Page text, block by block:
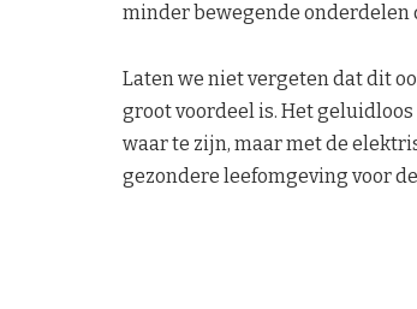
minder bewegende onderdelen
Laten we niet vergeten dat dit
groot voordeel is. Het
waar te zijn, maar met de
gezondere leefomgeving voor